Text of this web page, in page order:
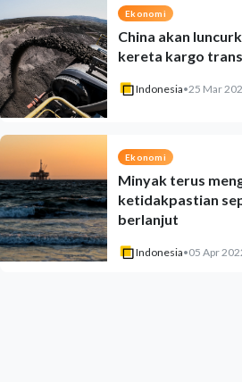
Ekonomi
China akan
kereta kargo
Indonesia•25 Mar
Ekonomi
Minyak terus
ketidakpastian
berlanjut
Indonesia•05 Apr